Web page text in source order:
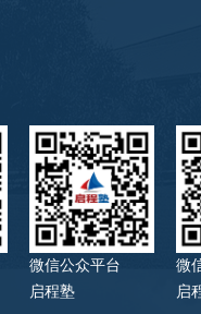
微信公众平台
启程塾
微
启